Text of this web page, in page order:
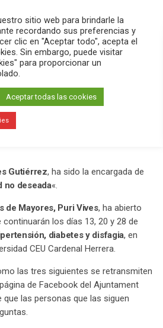
search menu pause PLAY
deseada», primera
del Mayor
el ciclo de charlas organizado por la
Gutiérrez, ha sido la encargada de
no deseada«.
de Mayores, Puri Vives, ha abierto
los días 13, 20 y 28 de
diabetes y disfagia, en
CEU Cardenal Herrera.
las tres siguientes se retransmiten
de Facebook del Ajuntament
que las personas que las siguen
sitio web para brindarle la
recordando sus preferencias y
clic en "Aceptar todo", acepta el
Sin embargo, puede visitar
para proporcionar un
Aceptar todas las cookies